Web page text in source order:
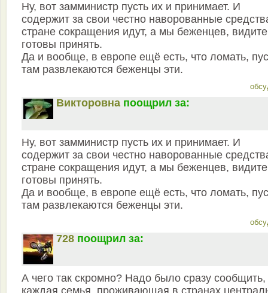
Ну, вот замминистр пусть их и принимает. И
содержит за свои честно наворованные
стране сокращения идут, а мы беженцев,
готовы принять.
Да и вообще, в европе ещё есть, что ломать,
там развлекаются беженцы эти.
Викторовна поощрил за:
Ну, вот замминистр пусть их и принимает. И
содержит за свои честно наворованные
стране сокращения идут, а мы беженцев,
готовы принять.
Да и вообще, в европе ещё есть, что ломать,
там развлекаются беженцы эти.
728 поощрил за:
А чего так скромно? Надо было сразу сообщить,
каждая семья, проживающая в странах